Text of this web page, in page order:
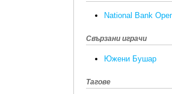
National Bank
Свързани играчи
Южени Бушар
Тагове